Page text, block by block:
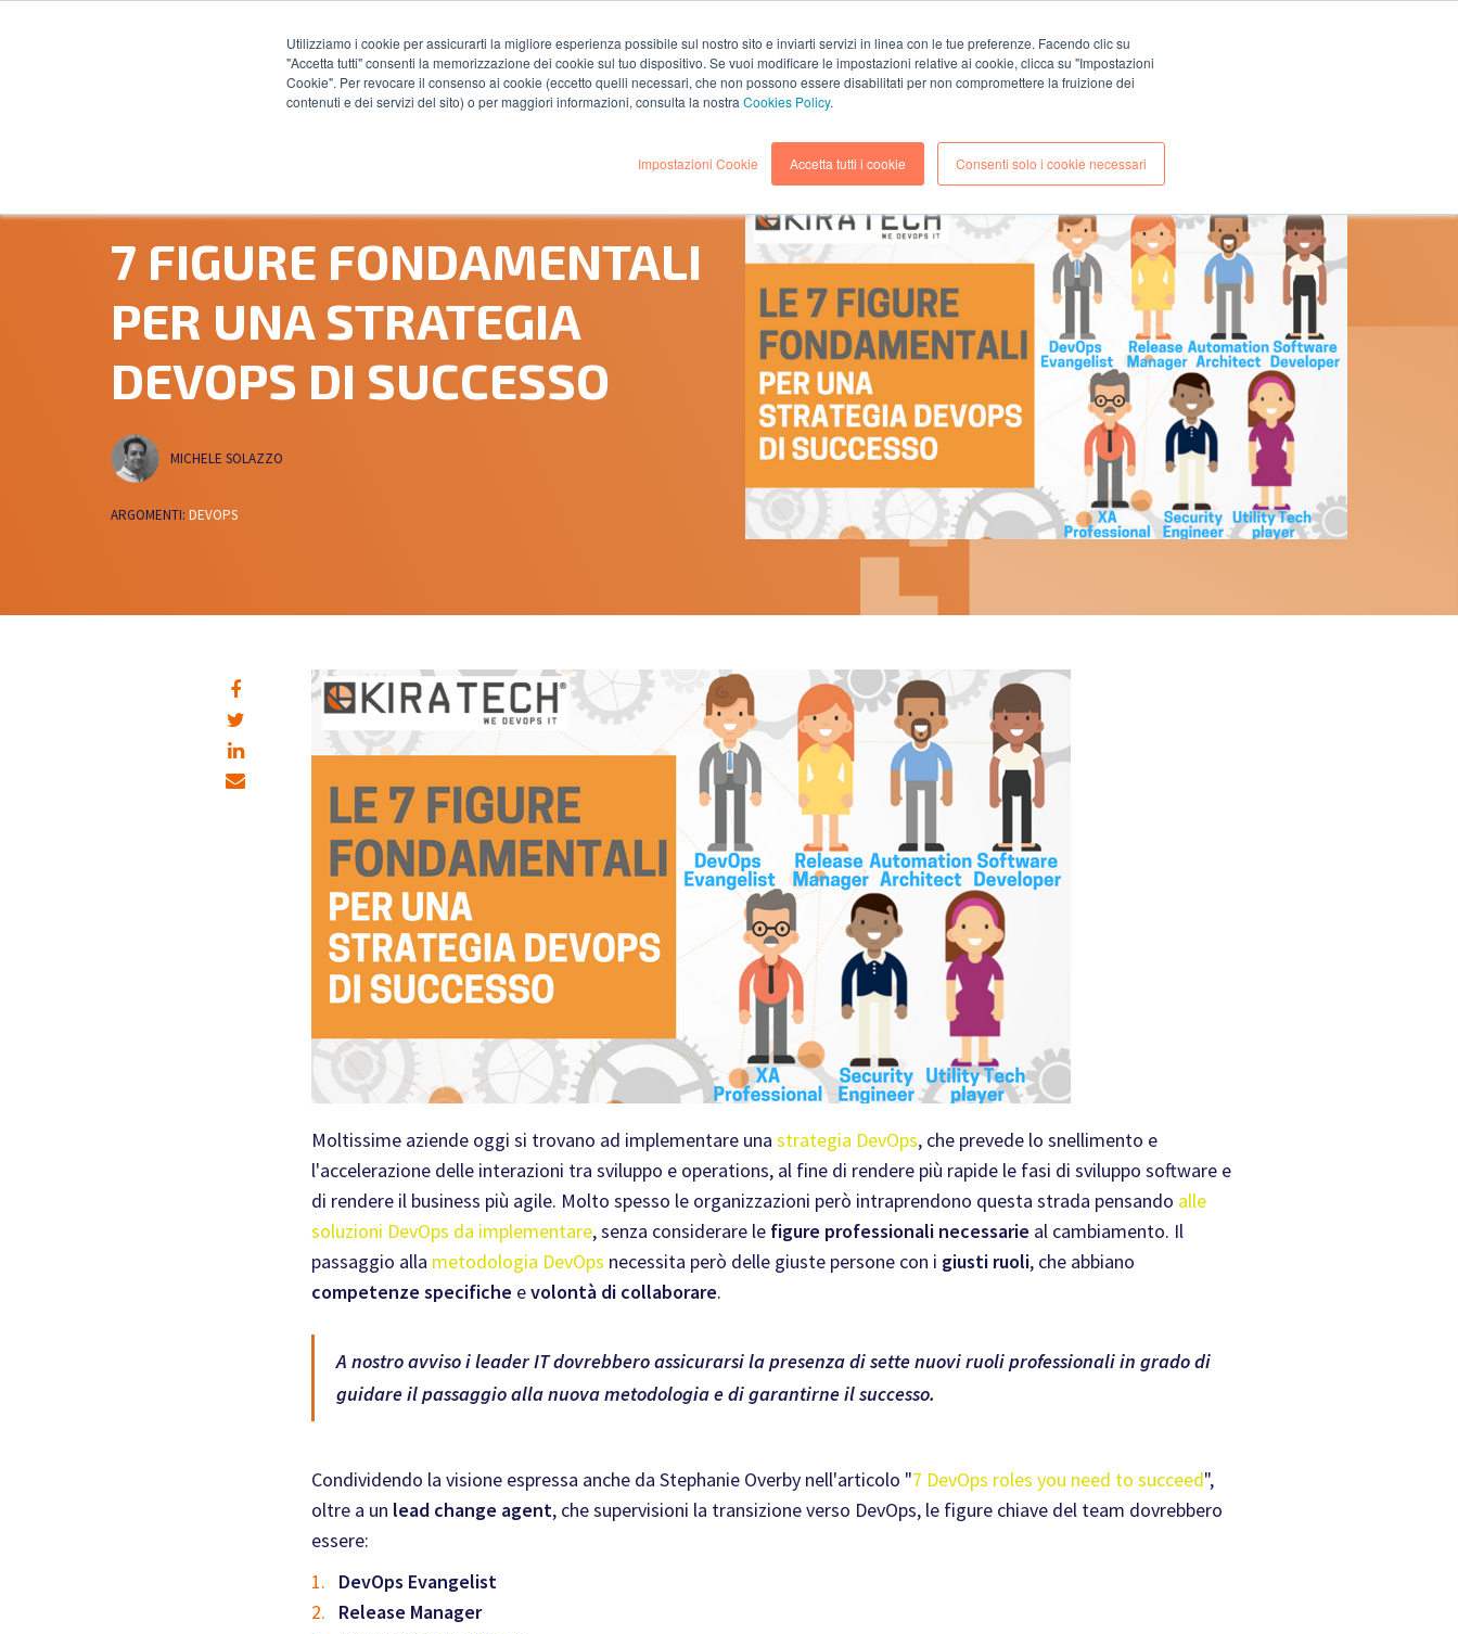
Utilizziamo i cookie per assicurarti la migliore esperienza possibile sul nostro sito e inviarti servizi in linea con le tue preferenze. Facendo clic su
"Accetta tutti" consenti la memorizzazione dei cookie sul tuo dispositivo. Se vuoi modificare le impostazioni relative ai cookie, clicca su "Impostazioni
Cookie". Per revocare il consenso ai cookie (eccetto quelli necessari, che non possono essere disabilitati per non compromettere la fruizione dei
contenuti e dei servizi del sito) o per maggiori informazioni, consulta la nostra Cookies Policy.
Impostazioni Cookie Accetta tutti i cookie Consenti solo i cookie necessari
AZIENDA SOLUZIONI SERVIZI RISORSE CASE STUDIES
7 FIGURE FONDAMENTALI
PER UNA STRATEGIA
DEVOPS DI SUCCESSO
MICHELE SOLAZZO
ARGOMENTI: DEVOPS
Moltissime aziende oggi si trovano ad implementare una strategia DevOps, che prevede lo snellimento e
l'accelerazione delle interazioni tra sviluppo e operations, al fine di rendere più rapide le fasi di sviluppo software e
di rendere il business più agile. Molto spesso le organizzazioni però intraprendono questa strada pensando alle
soluzioni DevOps da implementare, senza considerare le figure professionali necessarie al cambiamento. Il
passaggio alla metodologia DevOps necessita però delle giuste persone con i giusti ruoli, che abbiano
competenze specifiche evolontà di collaborare.
A nostro avviso i leader IT dovrebbero assicurarsi la presenza di sette nuovi ruoli professionali in grado di
guidare il passaggio alla nuova metodologia e di garantirne il successo.
Condividendo la visione espressa anche da Stephanie Overby nell'articolo "7 DevOps roles you need to succeed",
oltre a un lead change agent, che supervisioni la transizione verso DevOps, le figure chiave del team dovrebbero
essere:
DevOps Evangelist
Release Manager